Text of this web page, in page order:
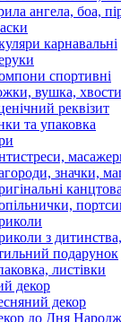
ангела, боа,
карнавальні
спортивні
вушка,
реквізит
та упаковка
значки,
з
подарунок
листівки
декор
декор
до Дня